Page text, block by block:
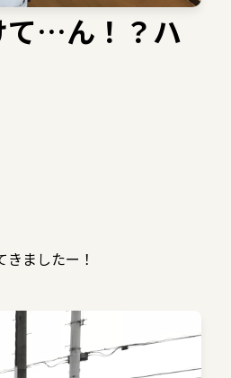
て…ん！？ハ
ましたー！